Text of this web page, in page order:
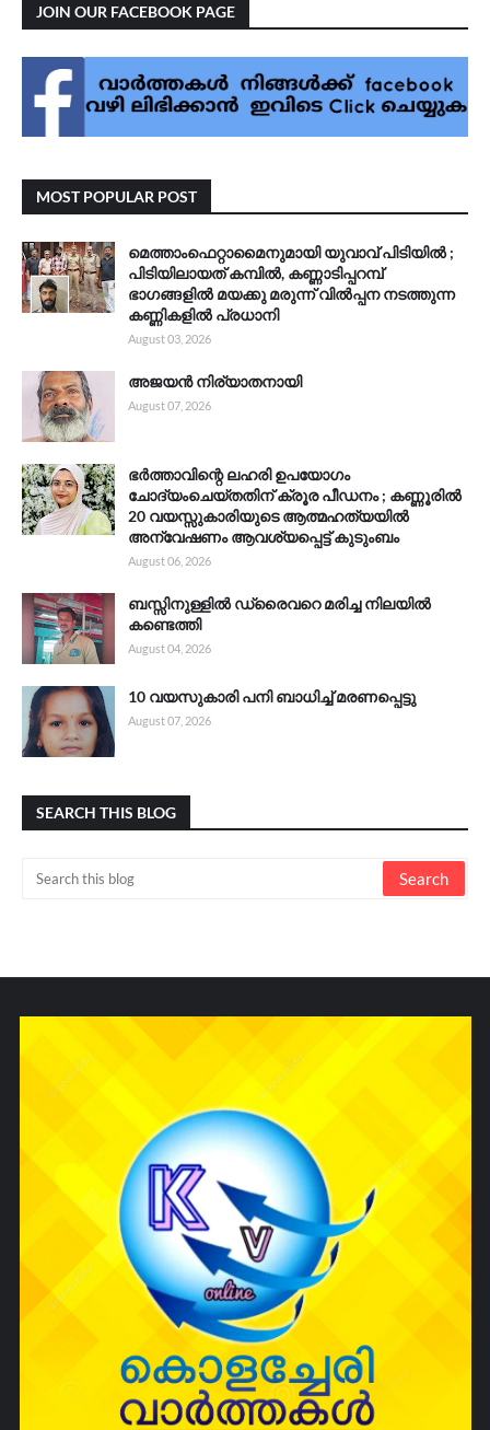
JOIN OUR FACEBOOK PAGE
MOST POPULAR POST
മെത്താംഫെറ്റാമൈനുമായി യുവാവ് പിടിയിൽ ;
പിടിയിലായത് കമ്പിൽ, കണ്ണാടിപ്പറമ്പ്
ഭാഗങ്ങളിൽ മയക്കു മരുന്ന് വിൽപ്പന നടത്തുന്ന
കണ്ണികളിൽ പ്രധാനി
August 03, 2026
അജയൻ നിര്യാതനായി
August 07, 2026
ഭർത്താവിന്റെ ലഹരി ഉപയോഗം
ചോദ്യംചെയ്തതിന് ക്രൂര പീഡനം ; കണ്ണൂരിൽ
20 വയസ്സുകാരിയുടെ ആത്മഹത്യയിൽ
അന്വേഷണം ആവശ്യപ്പെട്ട് കുടുംബം
August 06, 2026
ബസ്സിനുള്ളിൽ ഡ്രൈവറെ മരിച്ച നിലയിൽ
കണ്ടെത്തി
August 04, 2026
10 വയസുകാരി പനി ബാധിച്ച് മരണപ്പെട്ടു
August 07, 2026
SEARCH THIS BLOG